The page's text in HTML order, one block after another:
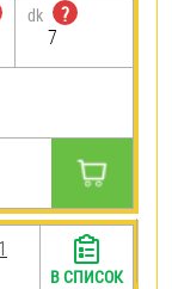
dk
?
7
В СПИСОК